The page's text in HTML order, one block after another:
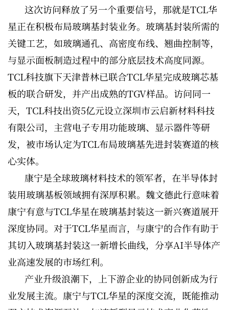
这次访问释放了另一个重要信号，那就是TCL华
星正在积极布局玻璃基封装业务。玻璃基封装所需的
关键工艺，如玻璃通孔、高密度布线、翘曲控制等，
与显示面板制造过程中的部分底层技术高度同源。
TCL科技旗下天津普林已联合TCL华星完成玻璃芯基
板的联合研发，并产出成熟的TGV样品。访问同一
天，TCL科技出资5亿元设立深圳市云启新材料科技
有限公司，主营电子专用功能玻璃、显示器件等研
发，被市场认定为TCL布局玻璃基先进封装赛道的核
心实体。
康宁是全球玻璃材料技术的领军者，在半导体封
装用玻璃基板领域拥有深厚积累。魏文德此行意味着
康宁有意与TCL华星在玻璃基封装这一新兴赛道展开
深度协同。对于TCL华星而言，与康宁的合作有助于
其切入玻璃基封装这一新增长曲线，分享AI半导体产
业高速发展的市场红利。
产业升级浪潮下，上下游企业的协同创新成为行
业发展主流。康宁与TCL华星的深度交流，既能推动